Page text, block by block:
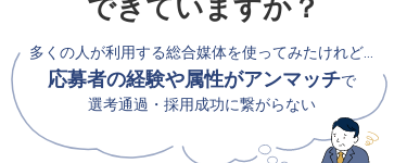
できていますか？
多くの人が利用する総合媒体を使ってみたけれど…
応募者の経験や属性がアンマッチで
選考通過・採用成功に繋がらない